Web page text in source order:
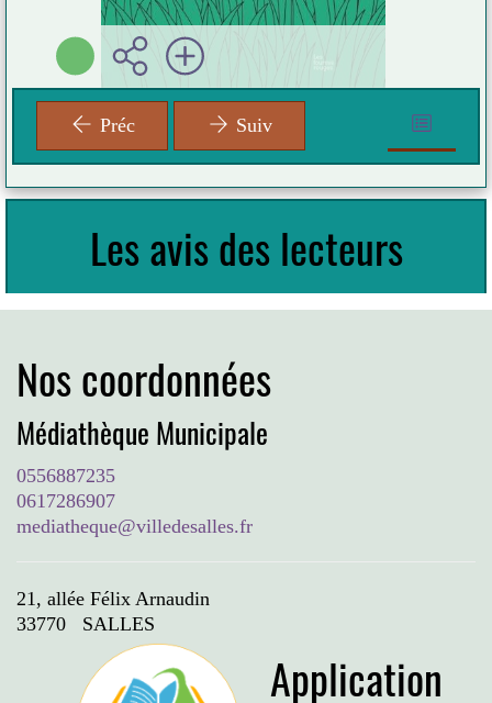
Préc Suiv
Les avis des lecteurs
Nos coordonnées
Médiathèque Municipale
0556887235
0617286907
mediatheque@villedesalles.fr
21, allée Félix Arnaudin
33770 SALLES
Application